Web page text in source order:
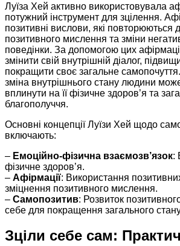
Луїза Хей активно використовувала
потужний інструмент для зцілення.
позитивні вислови, які повторюються
позитивного мислення та зміни
поведінки. За допомогою цих
змінити свій внутрішній діалог,
покращити своє загальне
зміна внутрішнього стану людини
вплинути на її фізичне здоров’я та
благополуччя.
Основні концепції Луїзи Хей щодо
включають:
– Емоційно-фізична взаємозв’язок:
фізичне здоров’я.
– Афірмації: Використання
зміцнення позитивного мислення.
– Самопозитив: Розвиток
себе для покращення загального
Зціли себе сам: